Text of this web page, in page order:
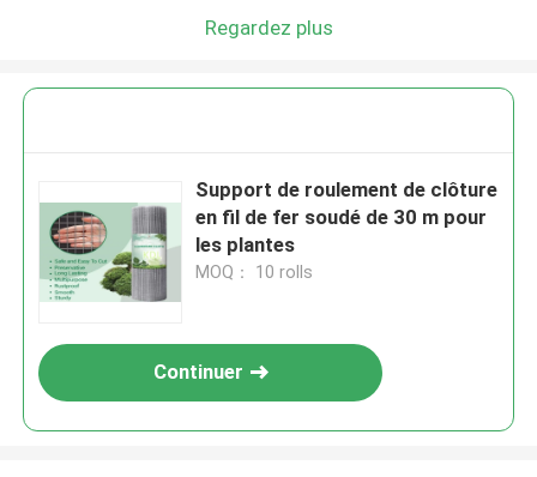
Regardez plus
Support de roulement de clôture
en fil de fer soudé de 30 m pour
les plantes
MOQ： 10 rolls
Continuer